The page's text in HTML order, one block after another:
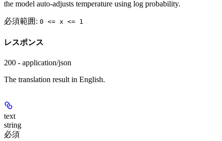
the model auto-adjusts temperature using log probability.
必須範囲 : 0 <= x <= 1
レスポンス
200 - application/json
The translation result in English.
text
string
必須